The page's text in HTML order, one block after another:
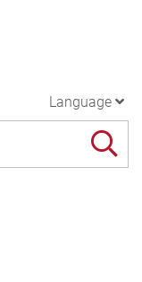
Language